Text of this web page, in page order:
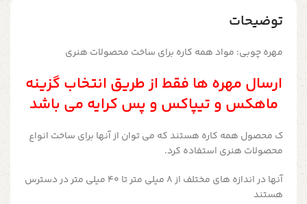
توضیحات
مهره چوبی: مواد همه کاره برای ساخت محصولات هنری
ارسال مهره ها فقط از طریق انتخاب گزینه
ماهکس و تیپاکس و پس کرایه می باشد
ک محصول همه کاره هستند که می توان از آنها برای ساخت انواع
محصولات هنری استفاده کرد.
آنها در اندازه های مختلف از 8 میلی متر تا 40 میلی متر در دسترس
هستند